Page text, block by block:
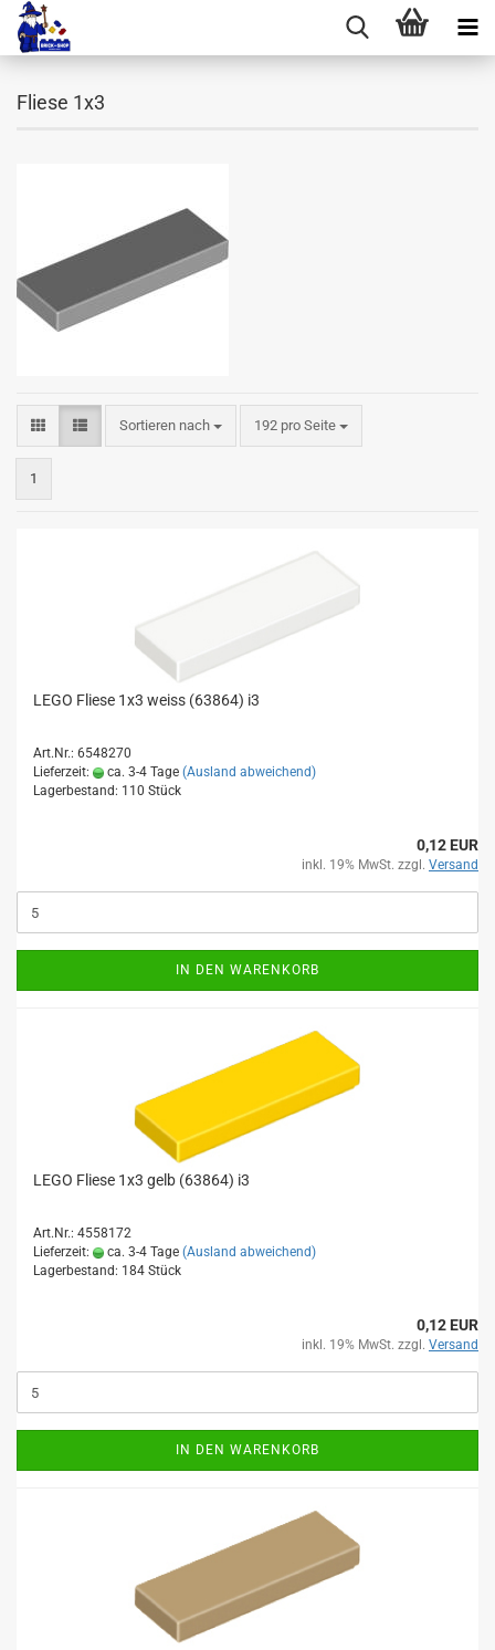
Fliese 1x3
Sortieren nach
Sortieren nach 192 pro Seite
pro Seite
1
LEGO Fliese 1x3 weiss (63864) i3
Art.Nr.: 6548270
Lieferzeit:
ca. 3-4 Tage (Ausland abweichend)
Lagerbestand: 110 Stück
0,12 EUR
inkl. 19% MwSt. zzgl. Versand
IN DEN WARENKORB
LEGO Fliese 1x3 gelb (63864) i3
Art.Nr.: 4558172
Lieferzeit:
ca. 3-4 Tage (Ausland abweichend)
Lagerbestand: 184 Stück
0,12 EUR
inkl. 19% MwSt. zzgl. Versand
IN DEN WARENKORB